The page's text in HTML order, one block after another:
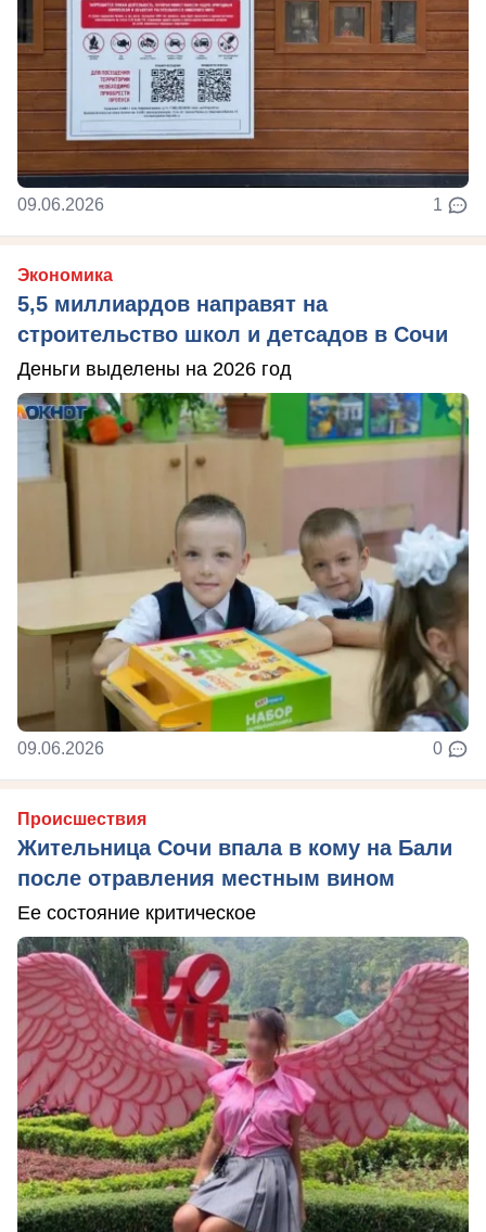
09.06.2026 1
Экономика
5,5 миллиардов направят на
строительство школ и детсадов в Сочи
Деньги выделены на 2026 год
09.06.2026 0
Происшествия
Жительница Сочи впала в кому на Бали
после отравления местным вином
Ее состояние критическое